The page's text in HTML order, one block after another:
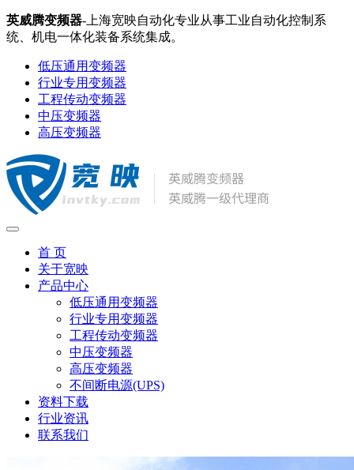
英威腾变频器-上海宽映自动化专业从事工业自动化控制系
统、机电一体化装备系统集成。
低压通用变频器
行业专用变频器
工程传动变频器
中压变频器
高压变频器
首 页
关于宽映
产品中心
低压通用变频器
行业专用变频器
工程传动变频器
中压变频器
高压变频器
不间断电源(UPS)
资料下载
行业资讯
联系我们